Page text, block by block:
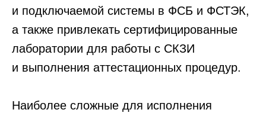
и подключаемой системы в ФСБ и ФСТЭК,
а также привлекать сертифицированные
лаборатории для работы с СКЗИ
и выполнения аттестационных процедур.
Наиболее сложные для исполнения
получить лицензию ФСБ на работу
с СКЗИ. Либо использовать
«типовое решение».
Провести проверку корректности
реализации OpenID Connect
с привлечением аккредитованной
лицензию ФСБ России